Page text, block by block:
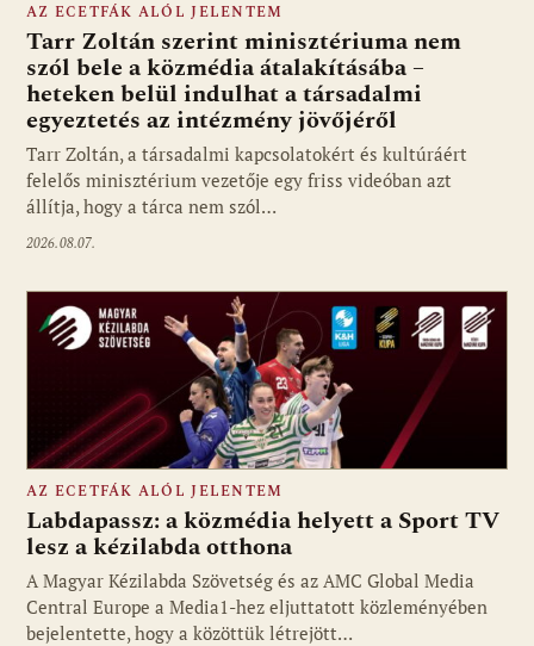
Fotó: media1.hu
AZ ECETFÁK ALÓL JELENTEM
Tarr Zoltán szerint minisztériuma nem
szól bele a közmédia átalakításába –
heteken belül indulhat a társadalmi
egyeztetés az intézmény jövőjéről
Tarr Zoltán, a társadalmi kapcsolatokért és kultúráért
felelős minisztérium vezetője egy friss videóban azt
állítja, hogy a tárca nem szól…
2026.08.07.
Fotó: media1.hu
AZ ECETFÁK ALÓL JELENTEM
Labdapassz: a közmédia helyett a Sport TV
lesz a kézilabda otthona
A Magyar Kézilabda Szövetség és az AMC Global Media
Central Europe a Media1-hez eljuttatott közleményében
bejelentette, hogy a közöttük létrejött…